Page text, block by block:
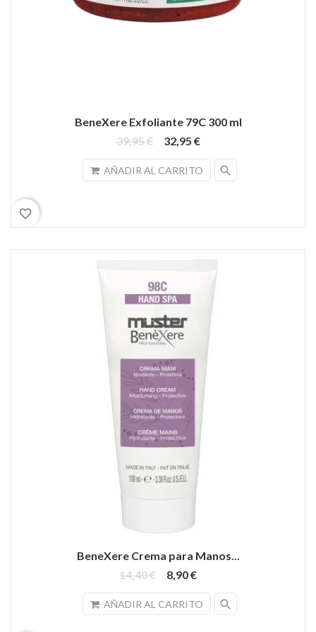
BeneXere Exfoliante 79C 300 ml
39,95 €
32,95 €
AÑADIR AL CARRITO search
favorite_border
BeneXere Crema para Manos...
14,40 €
8,90 €
AÑADIR AL CARRITO search